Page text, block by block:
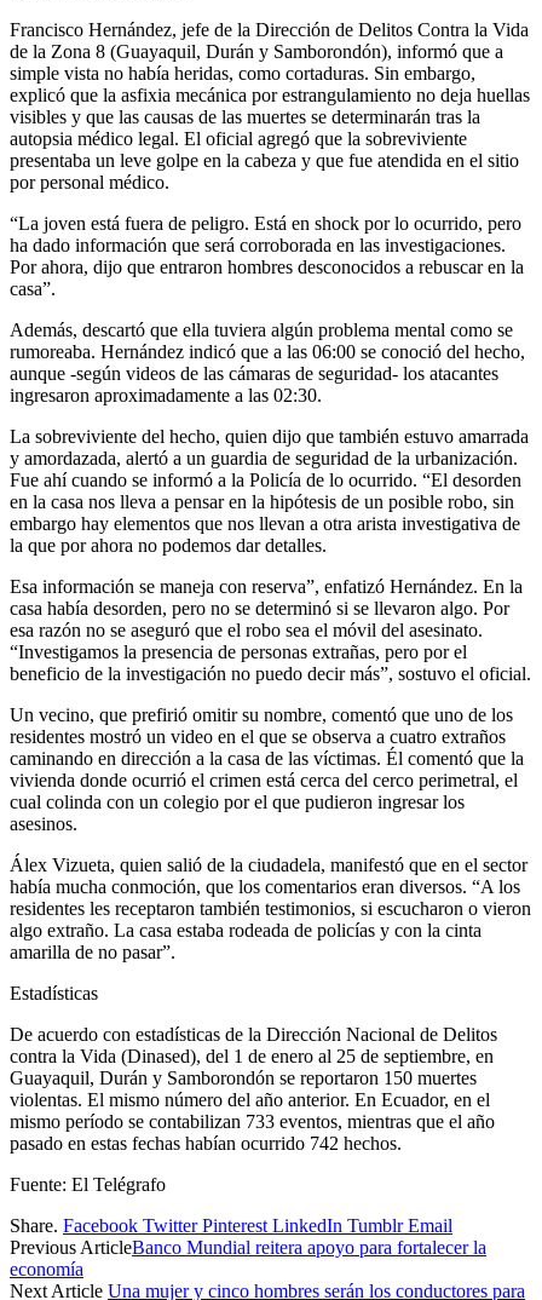
Francisco Hernández, jefe de la Dirección de Delitos Contra la Vida
de la Zona 8 (Guayaquil, Durán y Samborondón), informó que a
simple vista no había heridas, como cortaduras. Sin embargo,
explicó que la asfixia mecánica por estrangulamiento no deja huellas
visibles y que las causas de las muertes se determinarán tras la
autopsia médico legal. El oficial agregó que la sobreviviente
presentaba un leve golpe en la cabeza y que fue atendida en el sitio
por personal médico.
“La joven está fuera de peligro. Está en shock por lo ocurrido, pero
ha dado información que será corroborada en las investigaciones.
Por ahora, dijo que entraron hombres desconocidos a rebuscar en la
casa”.
Además, descartó que ella tuviera algún problema mental como se
rumoreaba. Hernández indicó que a las 06:00 se conoció del hecho,
aunque -según videos de las cámaras de seguridad- los atacantes
ingresaron aproximadamente a las 02:30.
La sobreviviente del hecho, quien dijo que también estuvo amarrada
y amordazada, alertó a un guardia de seguridad de la urbanización.
Fue ahí cuando se informó a la Policía de lo ocurrido. “El desorden
en la casa nos lleva a pensar en la hipótesis de un posible robo, sin
embargo hay elementos que nos llevan a otra arista investigativa de
la que por ahora no podemos dar detalles.
Esa información se maneja con reserva”, enfatizó Hernández. En la
casa había desorden, pero no se determinó si se llevaron algo. Por
esa razón no se aseguró que el robo sea el móvil del asesinato.
“Investigamos la presencia de personas extrañas, pero por el
beneficio de la investigación no puedo decir más”, sostuvo el oficial.
Un vecino, que prefirió omitir su nombre, comentó que uno de los
residentes mostró un video en el que se observa a cuatro extraños
caminando en dirección a la casa de las víctimas. Él comentó que la
vivienda donde ocurrió el crimen está cerca del cerco perimetral, el
cual colinda con un colegio por el que pudieron ingresar los
asesinos.
Álex Vizueta, quien salió de la ciudadela, manifestó que en el sector
había mucha conmoción, que los comentarios eran diversos. “A los
residentes les receptaron también testimonios, si escucharon o vieron
algo extraño. La casa estaba rodeada de policías y con la cinta
amarilla de no pasar”.
Estadísticas
De acuerdo con estadísticas de la Dirección Nacional de Delitos
contra la Vida (Dinased), del 1 de enero al 25 de septiembre, en
Guayaquil, Durán y Samborondón se reportaron 150 muertes
violentas. El mismo número del año anterior. En Ecuador, en el
mismo período se contabilizan 733 eventos, mientras que el año
pasado en estas fechas habían ocurrido 742 hechos.
Fuente: El Telégrafo
Share. Facebook Twitter Pinterest LinkedIn Tumblr Email
Previous ArticleBanco Mundial reitera apoyo para fortalecer la
economía
Next Article Una mujer y cinco hombres serán los conductores para